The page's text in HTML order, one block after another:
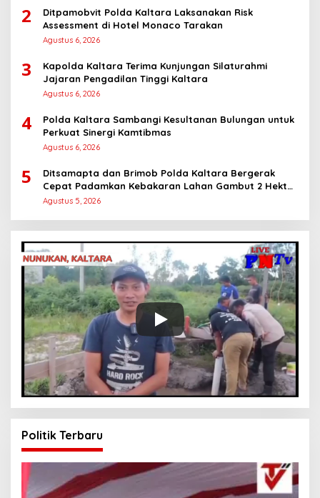
2
Ditpamobvit Polda Kaltara Laksanakan Risk
Assessment di Hotel Monaco Tarakan
Agustus 6, 2026
3
Kapolda Kaltara Terima Kunjungan Silaturahmi
Jajaran Pengadilan Tinggi Kaltara
Agustus 6, 2026
4
Polda Kaltara Sambangi Kesultanan Bulungan untuk
Perkuat Sinergi Kamtibmas
Agustus 6, 2026
5
Ditsamapta dan Brimob Polda Kaltara Bergerak
Cepat Padamkan Kebakaran Lahan Gambut 2 Hektar
di Bulungan
Agustus 5, 2026
Politik Terbaru